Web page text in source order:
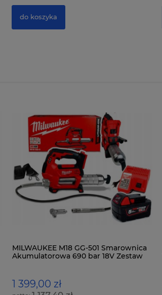
do koszyka
MILWAUKEE M18 GG-501 Smarownica
Akumulatorowa 690 bar 18V Zestaw
1 399,00 zł